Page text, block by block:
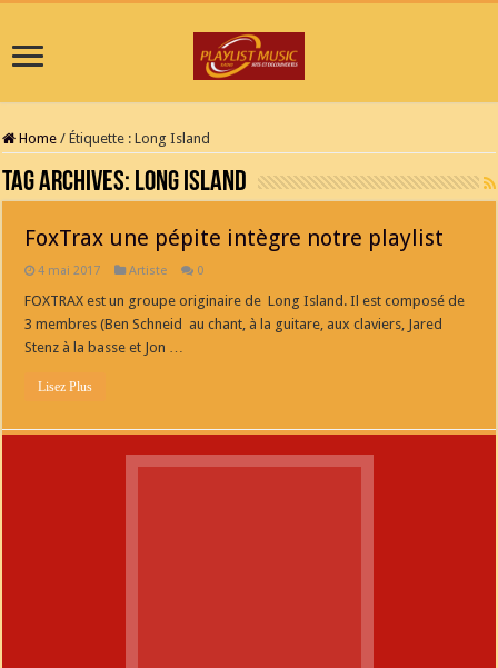
Home / Étiquette :Long Island
Tag Archives: Long Island
FoxTrax une pépite intègre notre playlist
4 mai 2017 Artiste 0
FOXTRAX est un groupe originaire de Long Island. Il est composé de
3 membres (Ben Schneid au chant, à la guitare, aux claviers, Jared
Stenz à la basse et Jon …
Lisez Plus